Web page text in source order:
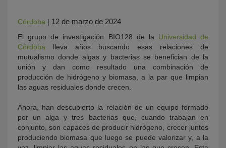
Córdoba | 12 de marzo de 2024
El grupo de investigación BIO128 de la Universidad de
Córdoba lleva años buscando esas relaciones de
mutualismo donde algas y bacterias se benefician de la
unión y dan como resultado una combinación de
producción de hidrógeno y biomasa, a la par que limpian
las aguas residuales donde crecen.
Ahora, han descubierto la relación de un equipo formado
por un alga y tres bacterias que, cuando trabajan en
conjunto, son capaces de producir hidrógeno, crecer juntos
produciendo biomasa que luego se puede valorizar y, a la